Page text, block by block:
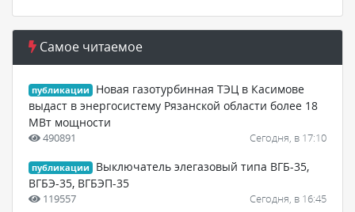
Самое читаемое
публикации
Новая газотурбинная ТЭЦ в Касимове
выдаст в энергосистему Рязанской области более 18
МВт мощности
490891 Сегодня, в 17:10
публикации
Выключатель элегазовый типа ВГБ-35,
ВГБЭ-35, ВГБЭП-35
119557 Сегодня, в 16:45